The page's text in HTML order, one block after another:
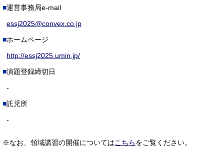
運営事務局e-mail
essj2025@convex.co.jp
ホームページ
http://essj2025.umin.jp/
演題登録締切日
-
託児所
-
※なお、領域講習の開催についてはこちらをご覧ください。